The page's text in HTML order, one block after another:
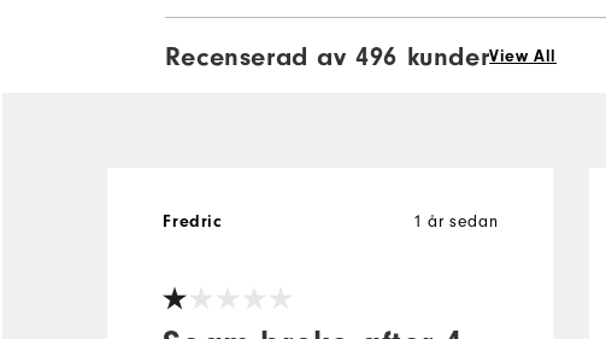
Recenserad av 496 kunderView All
1 år sedan
Fredric